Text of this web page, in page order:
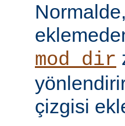
mod_dir
çizgisi